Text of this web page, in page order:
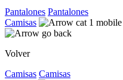
Pantalones Pantalones
Camisas
Volver
Camisas Camisas